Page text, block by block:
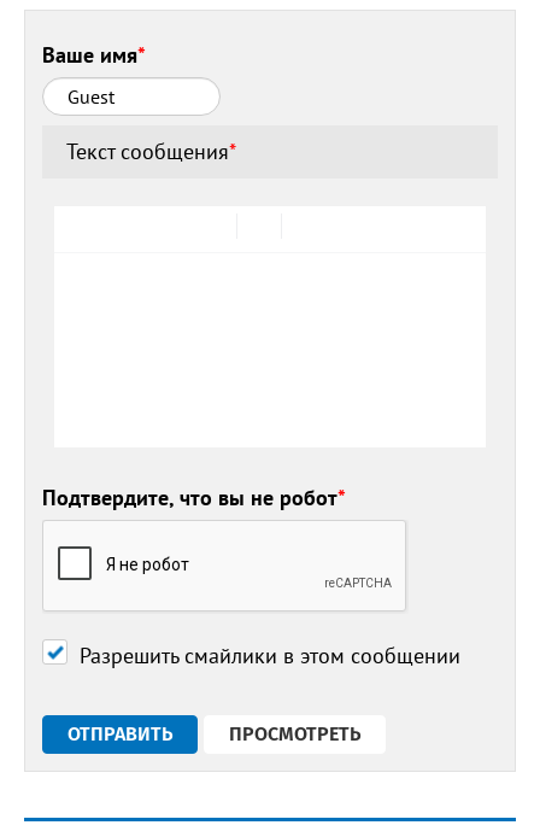
Ваше имя*
Текст сообщения*
Подтвердите, что вы не робот*
Разрешить смайлики в этом сообщении